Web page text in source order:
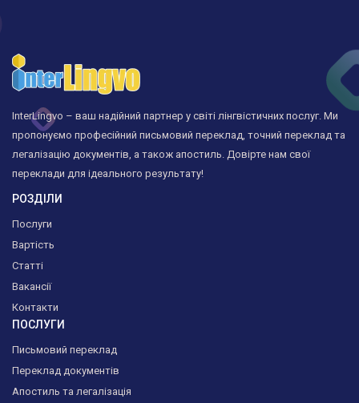
InterLingvo – ваш надійний партнер у світі лінгвістичних послуг. Ми
пропонуємо професійний письмовий переклад, точний переклад та
легалізацію документів, а також апостиль. Довірте нам свої
переклади для ідеального результату!
РОЗДІЛИ
Послуги
Вартість
Статті
Вакансії
Контакти
ПОСЛУГИ
Письмовий переклад
Переклад документів
Апостиль та легалізація